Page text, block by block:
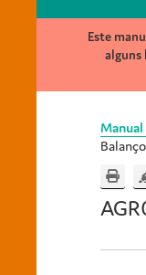
Este
alguns